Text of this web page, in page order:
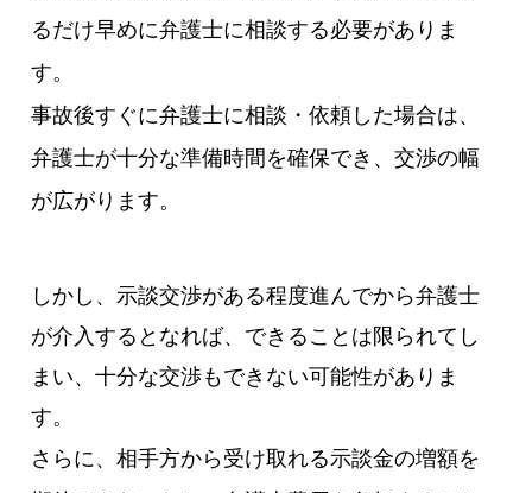
るだけ早めに弁護士に相談する必要がありま
す。
事故後すぐに弁護士に相談・依頼した場合は、
弁護士が十分な準備時間を確保でき、交渉の幅
が広がります。
しかし、示談交渉がある程度進んでから弁護士
が介入するとなれば、できることは限られてし
まい、十分な交渉もできない可能性がありま
す。
さらに、相手方から受け取れる示談金の増額を